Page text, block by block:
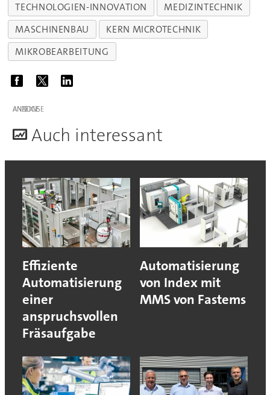
TECHNOLOGIEN-INNOVATION
MEDIZINTECHNIK
MASCHINENBAU
KERN MICROTECHNIK
MIKROBEARBEITUNG
ANZEIGE
Auch interessant
Effiziente
Automatisierung
einer
anspruchsvollen
Fräsaufgabe
Automatisierung
von Index mit
MMS von Fastems